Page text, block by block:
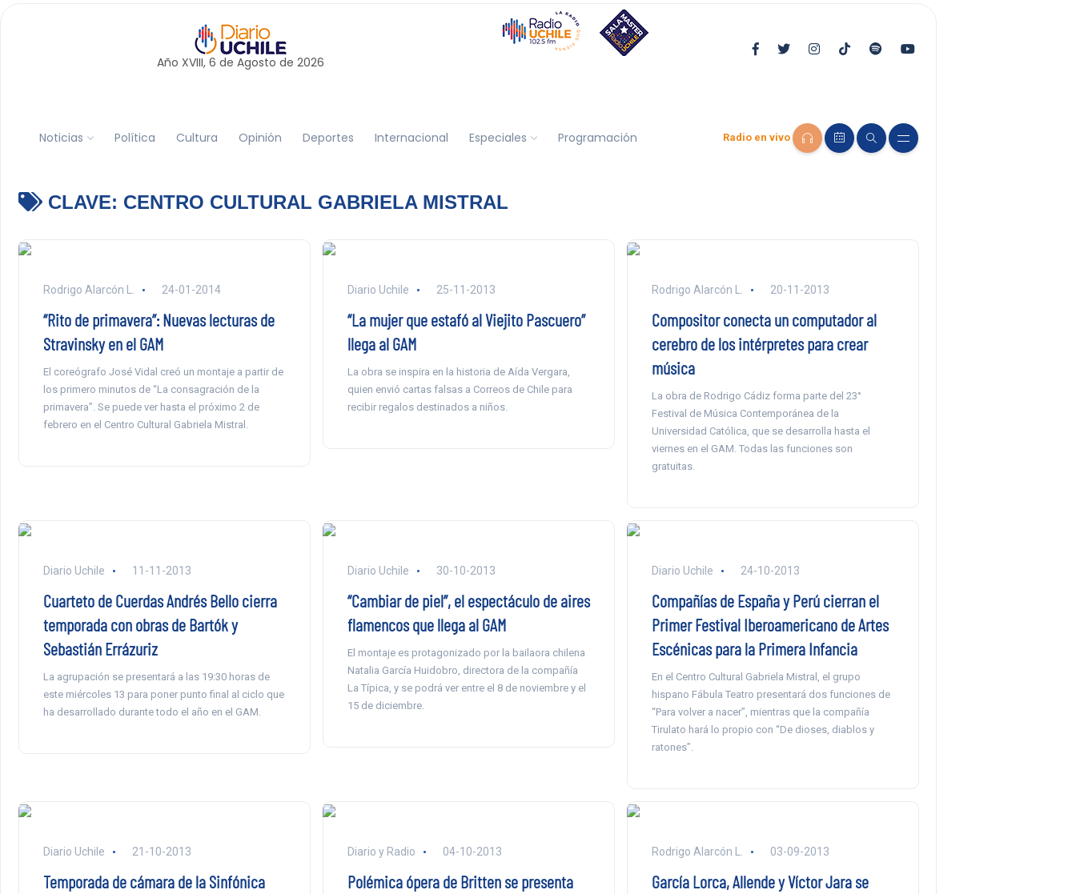
Año XVIII, 6 de Agosto de 2026
Noticias Política Cultura Opinión Deportes Internacional Especiales Programación Radio en vivo
CLAVE: CENTRO CULTURAL GABRIELA MISTRAL
Rodrigo Alarcón L. 24-01-2014
“Rito de primavera”: Nuevas lecturas de
Stravinsky en el GAM
El coreógrafo José Vidal creó un montaje a partir de
los primero minutos de “La consagración de la
primavera”. Se puede ver hasta el próximo 2 de
febrero en el Centro Cultural Gabriela Mistral.
Diario Uchile 25-11-2013
“La mujer que estafó al Viejito Pascuero”
llega al GAM
La obra se inspira en la historia de Aída Vergara,
quien envió cartas falsas a Correos de Chile para
recibir regalos destinados a niños.
Rodrigo Alarcón L. 20-11-2013
Compositor conecta un computador al
cerebro de los intérpretes para crear
música
La obra de Rodrigo Cádiz forma parte del 23°
Festival de Música Contemporánea de la
Universidad Católica, que se desarrolla hasta el
viernes en el GAM. Todas las funciones son
gratuitas.
Diario Uchile 11-11-2013
Cuarteto de Cuerdas Andrés Bello cierra
temporada con obras de Bartók y
Sebastián Errázuriz
La agrupación se presentará a las 19:30 horas de
este miércoles 13 para poner punto final al ciclo que
ha desarrollado durante todo el año en el GAM.
Diario Uchile 30-10-2013
“Cambiar de piel”, el espectáculo de aires
flamencos que llega al GAM
El montaje es protagonizado por la bailaora chilena
Natalia García Huidobro, directora de la compañía
La Típica, y se podrá ver entre el 8 de noviembre y el
15 de diciembre.
Diario Uchile 24-10-2013
Compañías de España y Perú cierran el
Primer Festival Iberoamericano de Artes
Escénicas para la Primera Infancia
En el Centro Cultural Gabriela Mistral, el grupo
hispano Fábula Teatro presentará dos funciones de
“Para volver a nacer”, mientras que la compañía
Tirulato hará lo propio con “De dioses, diablos y
ratones”.
Diario Uchile 21-10-2013
Temporada de cámara de la Sinfónica
Diario y Radio 04-10-2013
Polémica ópera de Britten se presenta
Rodrigo Alarcón L. 03-09-2013
García Lorca, Allende y Víctor Jara se